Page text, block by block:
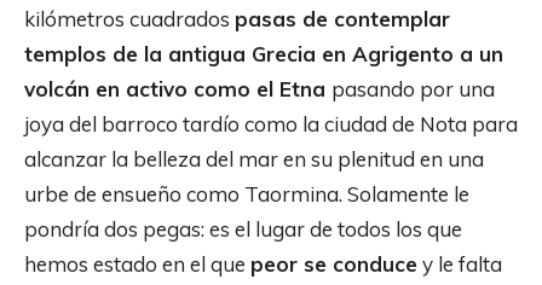
kilómetros cuadrados pasas de contemplar
templos de la antigua Grecia en Agrigento a un
volcán en activo como el Etna pasando por una
joya del barroco tardío como la ciudad de Nota para
alcanzar la belleza del mar en su plenitud en una
urbe de ensueño como Taormina. Solamente le
pondría dos pegas: es el lugar de todos los que
hemos estado en el que peor se conduce y le falta